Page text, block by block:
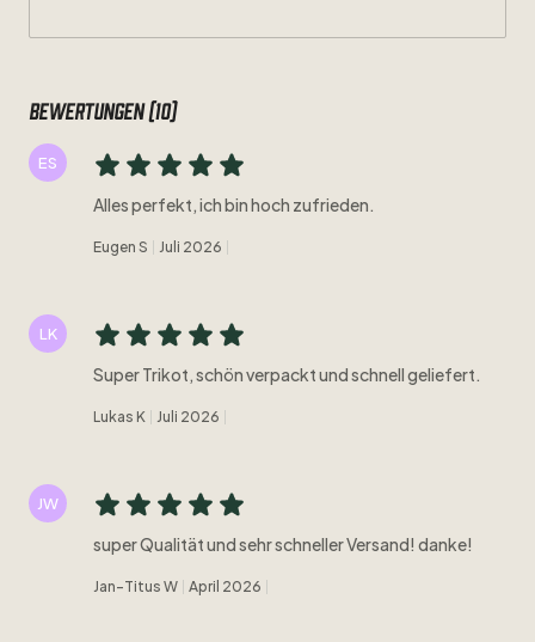
Bewertungen (10)
ES
Alles perfekt, ich bin hoch zufrieden.
Eugen S Juli 2026
LK
Super Trikot, schön verpackt und schnell geliefert.
Lukas K Juli 2026
JW
super Qualität und sehr schneller Versand! danke!
Jan-Titus W April 2026